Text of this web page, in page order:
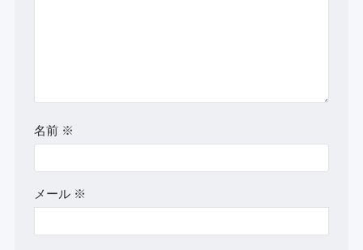
名前 ※
メール ※